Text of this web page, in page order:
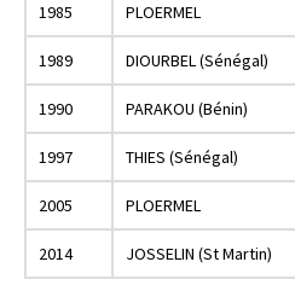
1985 PLOERMEL
1989 DIOURBEL (Sénégal)
1990 PARAKOU (Bénin)
1997 THIES (Sénégal)
2005 PLOERMEL
2014 JOSSELIN (St Martin)